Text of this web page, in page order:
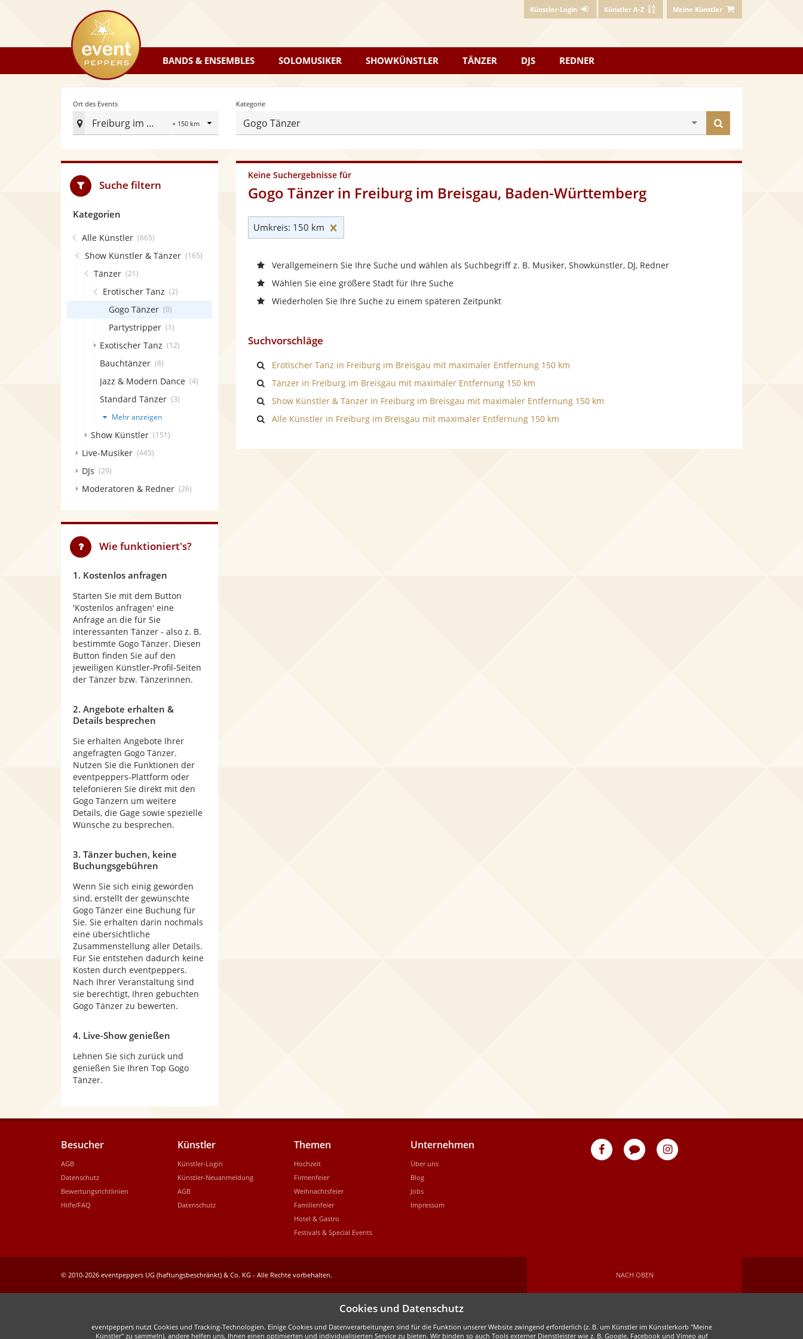
Künstler-Login Künstler A-Z Meine Künstler
eventpeppers
BANDS & ENSEMBLES SOLOMUSIKER SHOWKÜNSTLER TÄNZER DJS REDNER
Ort des Events
Freiburg im Breisgau
Radius
Ort
Events
festlegen
Kategorie
Gogo Tänzer
finden
Keine Suchergebnisse für
Gogo Tänzer in Freiburg im Breisgau, Baden-Württemberg
Umkreis: 150 km
Verallgemeinern Sie Ihre Suche und wählen als Suchbegriff z. B. Musiker, Showkünstler, DJ, Redner
Wählen Sie eine größere Stadt für Ihre Suche
Wiederholen Sie Ihre Suche zu einem späteren Zeitpunkt
Suchvorschläge
Erotischer Tanz in Freiburg im Breisgau mit maximaler Entfernung 150 km
Tänzer in Freiburg im Breisgau mit maximaler Entfernung 150 km
Show Künstler & Tänzer in Freiburg im Breisgau mit maximaler Entfernung 150 km
Alle Künstler in Freiburg im Breisgau mit maximaler Entfernung 150 km
Suche filtern
Kategorien
Alle Künstler (665)
Show Künstler & Tänzer (165)
Tänzer (21)
Erotischer Tanz (2)
Gogo Tänzer (0)
Partystripper (1)
Exotischer Tanz (12)
Bauchtänzer (8)
Jazz & Modern Dance (4)
Standard Tänzer (3)
Mehr anzeigen
Show Künstler (151)
Live-Musiker (445)
DJs (29)
Moderatoren & Redner (26)
Wie funktioniert's?
1. Kostenlos anfragen
Starten Sie mit dem Button
'Kostenlos anfragen' eine
Anfrage an die für Sie
interessanten Tänzer - also z. B.
bestimmte Gogo Tänzer. Diesen
Button finden Sie auf den
jeweiligen Künstler-Profil-Seiten
der Tänzer bzw. Tänzerinnen.
2. Angebote erhalten &
Details besprechen
Sie erhalten Angebote Ihrer
angefragten Gogo Tänzer.
Nutzen Sie die Funktionen der
eventpeppers-Plattform oder
telefonieren Sie direkt mit den
Gogo Tänzern um weitere
Details, die Gage sowie spezielle
Wünsche zu besprechen.
3. Tänzer buchen, keine
Buchungsgebühren
Wenn Sie sich einig geworden
sind, erstellt der gewünschte
Gogo Tänzer eine Buchung für
Sie. Sie erhalten darin nochmals
eine übersichtliche
Zusammenstellung aller Details.
Für Sie entstehen dadurch keine
Kosten durch eventpeppers.
Nach Ihrer Veranstaltung sind
sie berechtigt, Ihren gebuchten
Gogo Tänzer zu bewerten.
4. Live-Show genießen
Lehnen Sie sich zurück und
genießen Sie Ihren Top Gogo
Tänzer.
eventpeppersBlog
eventpeppers
Besucher
AGB
Datenschutz
Bewertungsrichtlinien
Hilfe/FAQ
Künstler
Künstler-Login
Künstler-Neuanmeldung
AGB
Datenschutz
Themen
Hochzeit
Firmenfeier
Weihnachtsfeier
Familienfeier
Hotel & Gastro
Festivals & Special Events
Unternehmen
Über uns
Blog
Jobs
Impressum
NACH OBEN
© 2010-2026 eventpeppers UG (haftungsbeschränkt) & Co. KG - Alle Rechte vorbehalten.
Cookies und Datenschutz
eventpeppers nutzt Cookies und Tracking-Technologien. Einige Cookies und Datenverarbeitungen sind für die Funktion unserer Website zwingend erforderlich (z. B. um Künstler im Künstlerkorb "Meine
Künstler" zu sammeln), andere helfen uns, Ihnen einen optimierten und individualisierten Service zu bieten. Wir binden so auch Tools externer Dienstleister wie z. B. Google, Facebook und Vimeo auf